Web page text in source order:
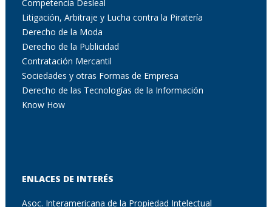
Competencia Desleal
Litigación, Arbitraje y Lucha contra la Piratería
Derecho de la Moda
Derecho de la Publicidad
Contratación Mercantil
Sociedades y otras Formas de Empresa
Derecho de las Tecnologías de la Información
Know How
ENLACES DE INTERÉS
Asoc. Interamericana de la Propiedad Intelectual